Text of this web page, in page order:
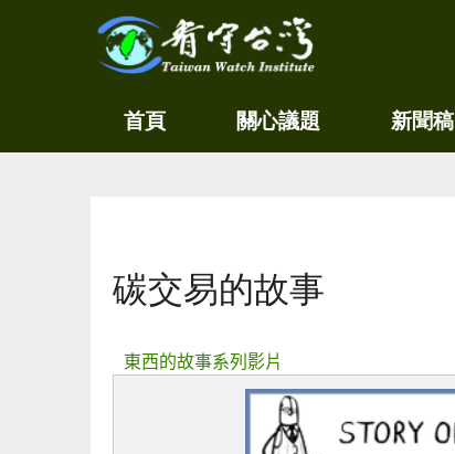
看守
台灣
環
首頁 關心議題 新聞稿
碳交易的故事
東西的故事系列影片